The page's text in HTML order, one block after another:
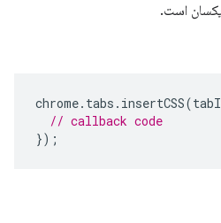
است.
chrome. tabs . insertCSS(
// callback code
});